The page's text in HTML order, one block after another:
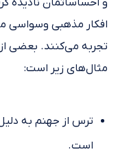
و احساساتمان نادیده
افکار مذهبی وسواسی
تجربه می‌کنند. بعضی
مثال‌های زیر است:
ترس از جهنم به
است.